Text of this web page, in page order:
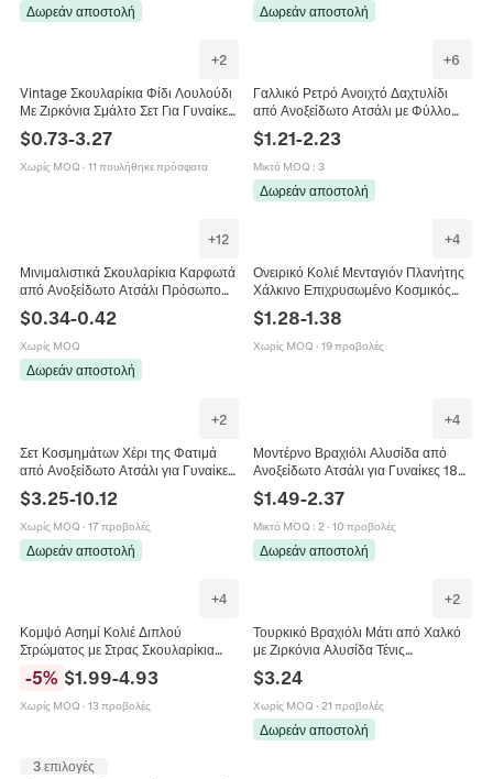
Δωρεάν αποστολή Δωρεάν αποστολή
+2
Vintage Σκουλαρίκια Φίδι Λουλούδι
Με Ζιρκόνια Σμάλτο Σετ Για Γυναίκες
Πολυτελή Χάλκινα Σκουλαρίκια
Κοσμήματα
$0.73-3.27
Χωρίς MOQ · 11 πουλήθηκε πρόσφατα
+6
Γαλλικό Ρετρό Ανοιχτό Δαχτυλίδι
από Ανοξείδωτο Ατσάλι με Φύλλο
Φτερό για Γυναίκες Ρυθμιζόμενο
Επίχρυσο 18K Ασημί Σμάλτο
Δαχτυλίδι Δώρο Κοσμήματα
$1.21-2.23
Μικτό MOQ : 3
Δωρεάν αποστολή
+12
Μινιμαλιστικά Σκουλαρίκια Καρφωτά
από Ανοξείδωτο Ατσάλι Πρόσωπο
Κοριτσιού Σιλουέτα με Μακριά
Μαλλιά Μόδα Κοσμήματα Γυναικεία
$0.34-0.42
Χωρίς MOQ
Δωρεάν αποστολή
+4
Ονειρικό Κολιέ Μενταγιόν Πλανήτης
Χάλκινο Επιχρυσωμένο Κοσμικός
Έναστρος Ουρανός Μπλε Πέτρα
Στρας Φεγγάρι Αστέρι Κολιέ για
Γυναικεία Κοσμήματα
$1.28-1.38
Χωρίς MOQ · 19 προβολές
+2
Σετ Κοσμημάτων Χέρι της Φατιμά
από Ανοξείδωτο Ατσάλι για Γυναίκες
Στρας Βραχιόλι Κοσμήματα
$3.25-10.12
Χωρίς MOQ · 17 προβολές
Δωρεάν αποστολή
+4
Μοντέρνο Βραχιόλι Αλυσίδα από
Ανοξείδωτο Ατσάλι για Γυναίκες 18K
με Κούμπωμα Ελατηρίου
$1.49-2.37
Μικτό MOQ : 2· 10 προβολές
Δωρεάν αποστολή
+4
Κομψό Ασημί Κολιέ Διπλού
Στρώματος με Στρας Σκουλαρίκια
Βραχιόλι Κοσμήματα για Γυναίκες
Γάμος Νύφη Συμπόσιο Αξεσουάρ
-5% $1.99-4.93
Χωρίς MOQ · 13 προβολές
+2
Τουρκικό Βραχιόλι Μάτι από Χαλκό
με Ζιρκόνια Αλυσίδα Τένις
Επιχρυσωμένο 18K Γεωμετρικό
Σμάλτο Ρυθμιζόμενο Μόδα
Κοσμήματα Γυναικεία
$3.24
Χωρίς MOQ · 21 προβολές
Δωρεάν αποστολή
3 επιλογές